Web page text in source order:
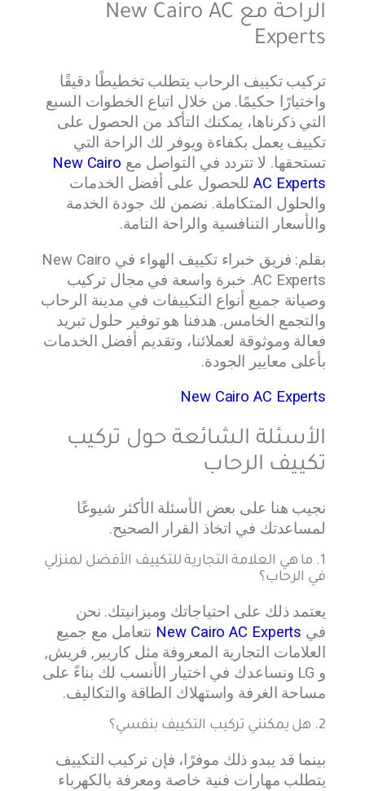
الراحة مع New Cairo AC
Experts
تركيب تكييف الرحاب يتطلب تخطيطًا دقيقًا
واختيارًا حكيمًا. من خلال اتباع الخطوات السبع
التي ذكرناها، يمكنك التأكد من الحصول على
تكييف يعمل بكفاءة ويوفر لك الراحة التي
تستحقها. لا تتردد في التواصل مع New Cairo
AC Experts للحصول على أفضل الخدمات
والحلول المتكاملة. نضمن لك جودة الخدمة
والأسعار التنافسية والراحة التامة.
بقلم: فريق خبراء تكييف الهواء في New Cairo
AC Experts. خبرة واسعة في مجال تركيب
وصيانة جميع أنواع التكييفات في مدينة الرحاب
والتجمع الخامس. هدفنا هو توفير حلول تبريد
فعالة وموثوقة لعملائنا، وتقديم أفضل الخدمات
بأعلى معايير الجودة.
New Cairo AC Experts
الأسئلة الشائعة حول تركيب
تكييف الرحاب
نجيب هنا على بعض الأسئلة الأكثر شيوعًا
لمساعدتك في اتخاذ القرار الصحيح.
1. ما هي العلامة التجارية للتكييف الأفضل لمنزلي
في الرحاب؟
يعتمد ذلك على احتياجاتك وميزانيتك. نحن
في New Cairo AC Experts نتعامل مع جميع
العلامات التجارية المعروفة مثل كاريير, فريش,
و LG ونساعدك في اختيار الأنسب لك بناءً على
مساحة الغرفة واستهلاك الطاقة والتكاليف.
2. هل يمكنني تركيب التكييف بنفسي؟
بينما قد يبدو ذلك موفرًا، فإن تركيب التكييف
يتطلب مهارات فنية خاصة ومعرفة بالكهرباء